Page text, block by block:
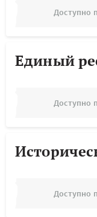
Доступно
Единый
Доступно
Доступно